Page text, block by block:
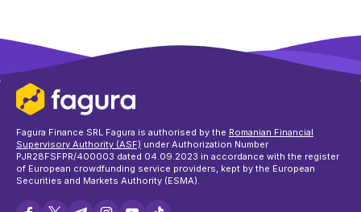
Fagura Finance SRL Fagura is authorised by the Romanian Financial
Supervisory Authority (ASF) under Authorization Number
PJR28FSFPR/400003 dated 04.09.2023 in accordance with the register
of European crowdfunding service providers, kept by the European
Securities and Markets Authority (ESMA).